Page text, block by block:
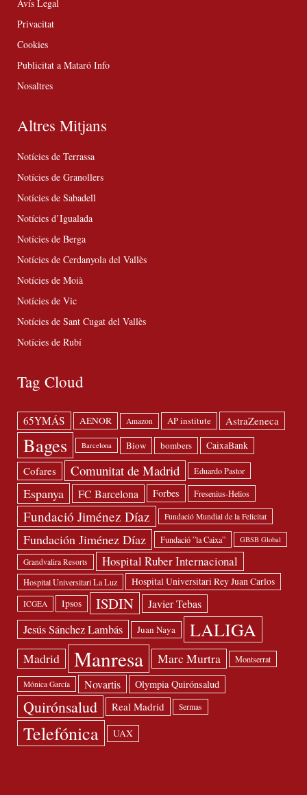
Avís Legal
Privacitat
Cookies
Publicitat a Mataró Info
Nosaltres
Altres Mitjans
Notícies de Terrassa
Notícies de Granollers
Notícies de Sabadell
Notícies d’Igualada
Notícies de Berga
Notícies de Cerdanyola del Vallès
Notícies de Moià
Notícies de Vic
Notícies de Sant Cugat del Vallès
Notícies de Rubí
Tag Cloud
65YMÁS AENOR Amazon AP institute AstraZeneca
Bages Barcelona Biow bombers CaixaBank
Cofares Comunitat de Madrid Eduardo Pastor
Espanya FC Barcelona Forbes Fresenius-Helios
Fundació Jiménez Díaz Fundació Mundial de la Felicitat
Fundación Jiménez Díaz Fundació ”la Caixa” GBSB Global
Grandvalira Resorts Hospital Ruber Internacional
Hospital Universitari La Luz Hospital Universitari Rey Juan Carlos
ICGEA Ipsos ISDIN Javier Tebas
Jesús Sánchez Lambás Juan Naya LALIGA
Madrid Manresa Marc Murtra Montserrat
Mónica García Novartis Olympia Quirónsalud
Quirónsalud Real Madrid Sermas
Telefónica UAX